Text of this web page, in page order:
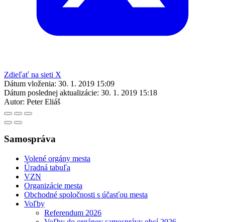
Zdieľať na sieti X
Dátum vloženia: 30. 1. 2019 15:09
Dátum poslednej aktualizácie: 30. 1. 2019 15:18
Autor: Peter Eliáš
Samospráva
Volené orgány mesta
Úradná tabuľa
VZN
Organizácie mesta
Obchodné spoločnosti s účasťou mesta
Voľby
Referendum 2026